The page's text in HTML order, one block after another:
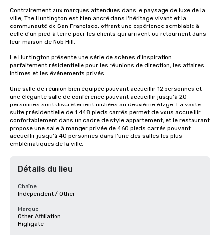
Contrairement aux marques attendues dans le paysage de luxe de la
ville, The Huntington est bien ancré dans l'héritage vivant et la
communauté de San Francisco, offrant une expérience semblable à
celle d'un pied à terre pour les clients qui arrivent ou retournent dans
leur maison de Nob Hill.
Le Huntington présente une série de scènes d'inspiration
parfaitement résidentielle pour les réunions de direction, les affaires
intimes et les événements privés.
Une salle de réunion bien équipée pouvant accueillir 12 personnes et
une élégante salle de conférence pouvant accueillir jusqu'à 20
personnes sont discrètement nichées au deuxième étage. La vaste
suite présidentielle de 1 448 pieds carrés permet de vous accueillir
confortablement dans un cadre de style appartement, et le restaurant
propose une salle à manger privée de 460 pieds carrés pouvant
accueillir jusqu'à 40 personnes dans l'une des salles les plus
emblématiques de la ville.
Détails du lieu
Chaîne
Independent / Other
Marque
Other Affiliation
Highgate